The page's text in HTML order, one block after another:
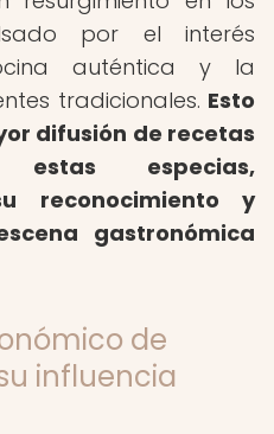
por el interés
auténtica y la
tradicionales. Esto
difusión de recetas
especias,
reconocimiento y
gastronómica
de
influencia